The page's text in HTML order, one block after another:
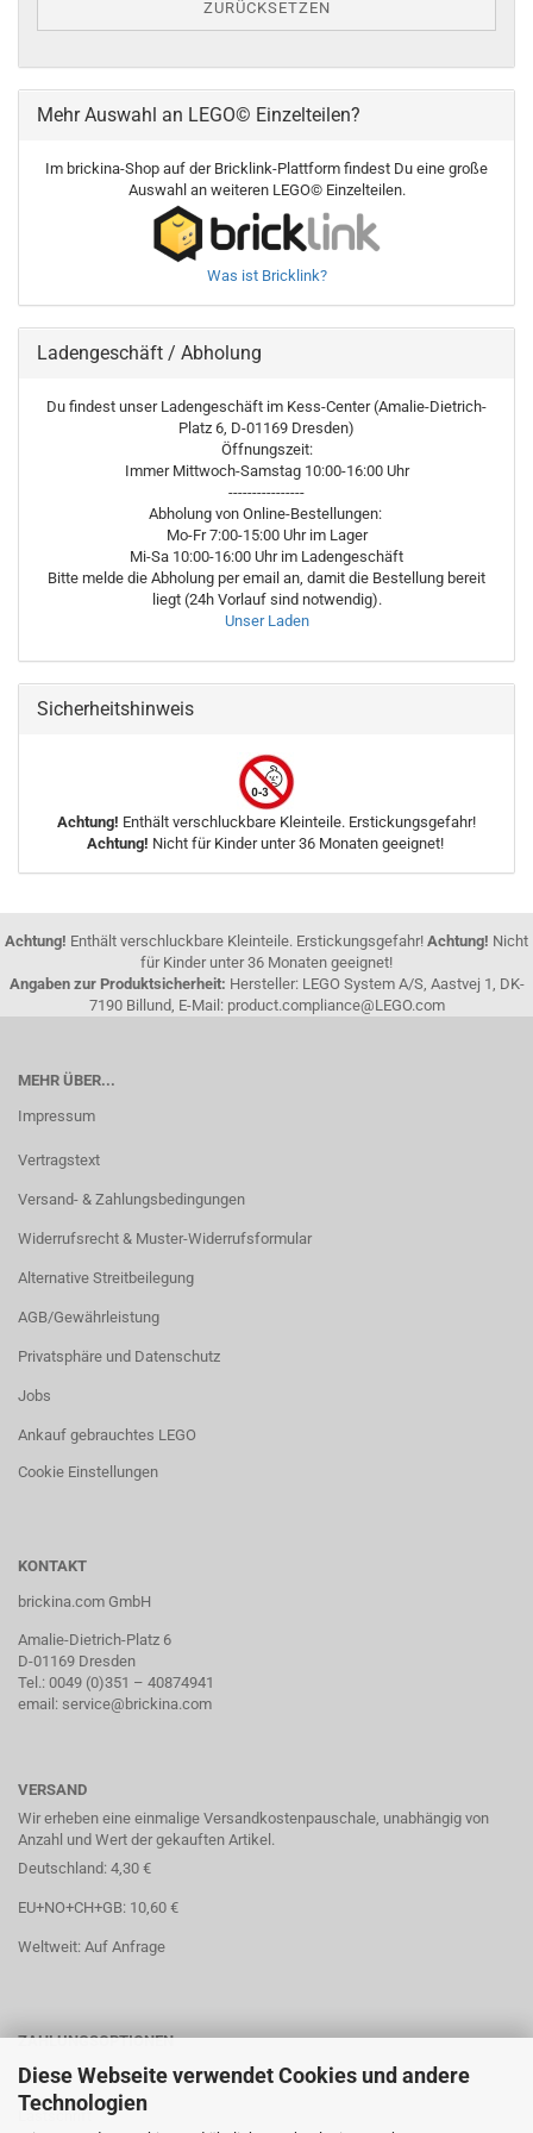
Diese Webseite verwendet Cookies und andere
Technologien
ZURÜCKSETZEN
Mehr Auswahl an LEGO© Einzelteilen?
Im brickina-Shop auf der Bricklink-Plattform findest Du eine große
Auswahl an weiteren LEGO© Einzelteilen.
Was ist Bricklink?
Ladengeschäft / Abholung
Du findest unser Ladengeschäft im Kess-Center (Amalie-Dietrich-
Platz 6, D-01169 Dresden)
Öffnungszeit:
Immer Mittwoch-Samstag 10:00-16:00 Uhr
----------------
Abholung von Online-Bestellungen:
Mo-Fr 7:00-15:00 Uhr im Lager
Mi-Sa 10:00-16:00 Uhr im Ladengeschäft
Bitte melde die Abholung per email an, damit die Bestellung bereit
liegt (24h Vorlauf sind notwendig).
Unser Laden
Sicherheitshinweis
Achtung! Enthält verschluckbare Kleinteile. Erstickungsgefahr!
Achtung! Nicht für Kinder unter 36 Monaten geeignet!
Achtung! Enthält verschluckbare Kleinteile. Erstickungsgefahr! Achtung! Nicht
für Kinder unter 36 Monaten geeignet!
Angaben zur Produktsicherheit: Hersteller: LEGO System A/S, Aastvej 1, DK-
7190 Billund, E-Mail: product.compliance@LEGO.com
MEHR ÜBER...
Impressum
Vertragstext
Versand- & Zahlungsbedingungen
Widerrufsrecht & Muster-Widerrufsformular
Alternative Streitbeilegung
AGB/Gewährleistung
Privatsphäre und Datenschutz
Jobs
Ankauf gebrauchtes LEGO
Cookie Einstellungen
KONTAKT
brickina.com GmbH
Amalie-Dietrich-Platz 6
D-01169 Dresden
Tel.: 0049 (0)351 – 40874941
email: service@brickina.com
VERSAND
Wir erheben eine einmalige Versandkostenpauschale, unabhängig von
Anzahl und Wert der gekauften Artikel.
Deutschland: 4,30 €
EU+NO+CH+GB: 10,60 €
Weltweit: Auf Anfrage
ZAHLUNGSOPTIONEN
Paypal
Lastschrift